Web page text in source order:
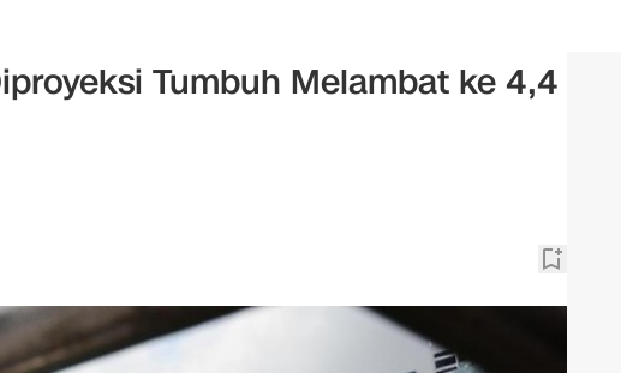
Tumbuh Melambat ke 4,4